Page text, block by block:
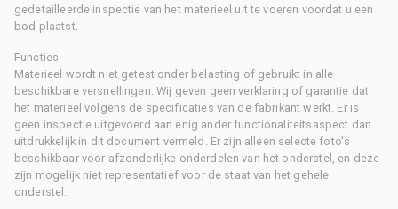
gedetailleerde inspectie van het materieel uit te voeren voordat u een
bod plaatst.
Functies
Materieel wordt niet getest onder belasting of gebruikt in alle
beschikbare versnellingen. Wij geven geen verklaring of garantie dat
het materieel volgens de specificaties van de fabrikant werkt. Er is
geen inspectie uitgevoerd aan enig ander functionaliteitsaspect dan
uitdrukkelijk in dit document vermeld. Er zijn alleen selecte foto's
beschikbaar voor afzonderlijke onderdelen van het onderstel, en deze
zijn mogelijk niet representatief voor de staat van het gehele
onderstel.